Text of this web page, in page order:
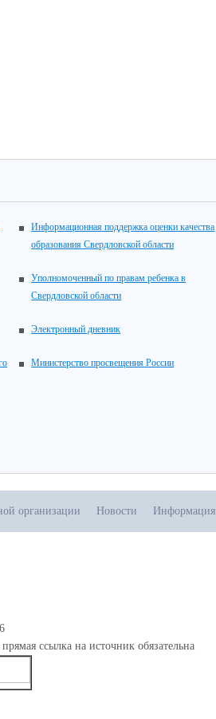
Информационная поддержка оценки качества
образования Свердловской области
Уполномоченный по правам ребенка в
Свердловской области
Электронный дневник
Министерство просвещения России
организации Новости Информация
ссылка на источник обязательна